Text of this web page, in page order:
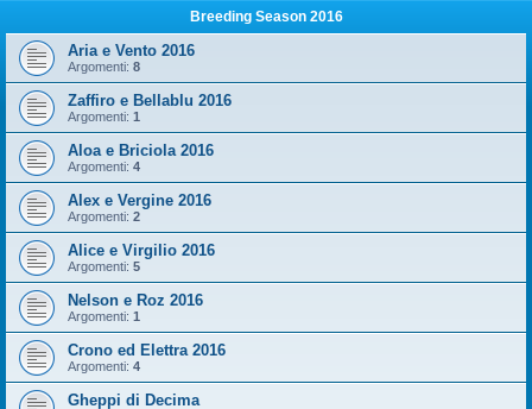
Breeding Season 2016
Aria e Vento 2016
Argomenti: 8
Zaffiro e Bellablu 2016
Argomenti: 1
Aloa e Briciola 2016
Argomenti: 4
Alex e Vergine 2016
Argomenti: 2
Alice e Virgilio 2016
Argomenti: 5
Nelson e Roz 2016
Argomenti: 1
Crono ed Elettra 2016
Argomenti: 4
Gheppi di Decima